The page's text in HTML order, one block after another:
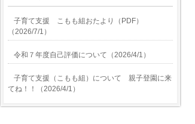
子育て支援 こもも組おたより（PDF）
（2026/7/1 ）
令和７年度自己評価について （2026/4/1 ）
子育て支援（こもも組）について 親子登園に来
てね！！
（2026/4/1 ）